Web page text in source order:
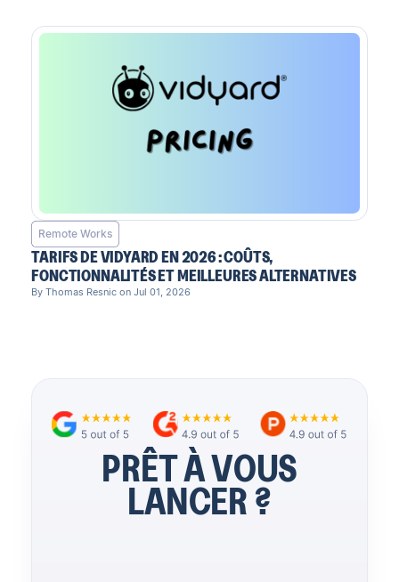
Remote Works
TARIFS DE VIDYARD EN 2026 : COÛTS,
FONCTIONNALITÉS ET MEILLEURES ALTERNATIVES
By Thomas Resnic on Jul 01, 2026
PRÊT À VOUS
LANCER ?